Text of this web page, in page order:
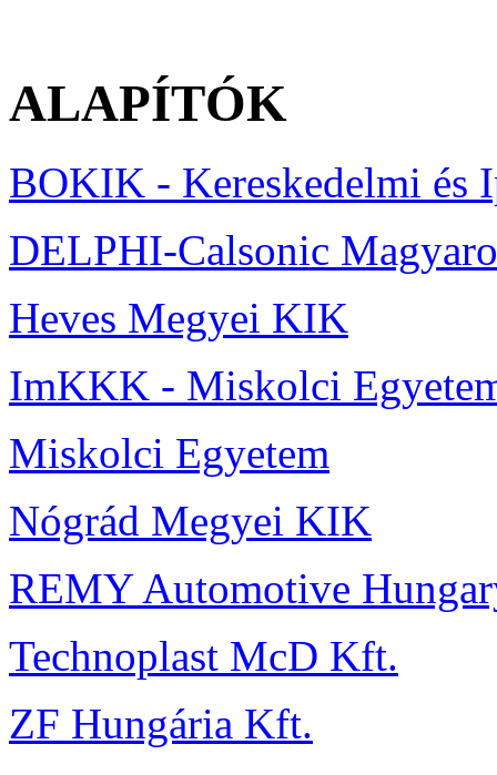
ALAPÍTÓK
BOKIK - Kereskedelmi és
DELPHI-Calsonic
Heves Megyei KIK
ImKKK - Miskolci
Miskolci Egyetem
Nógrád Megyei KIK
REMY Automotive
Technoplast McD Kft.
ZF Hungária Kft.